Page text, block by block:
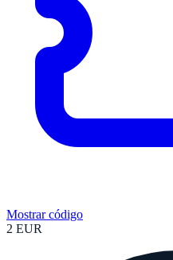
Mostrar código
2 EUR